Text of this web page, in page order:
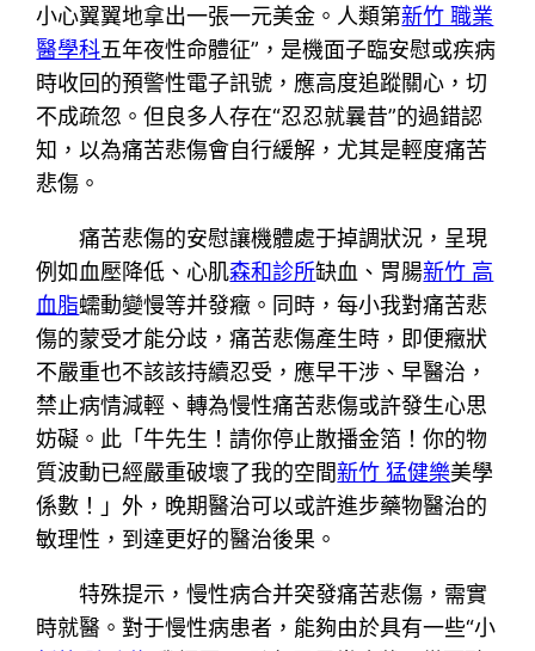
小心翼翼地拿出一張一元美金。人類第新竹 職業
醫學科五年夜性命體征”，是機面子臨安慰或疾病
時收回的預警性電子訊號，應高度追蹤關心，切
不成疏忽。但良多人存在“忍忍就曩昔”的過錯認
知，以為痛苦悲傷會自行緩解，尤其是輕度痛苦
悲傷。
痛苦悲傷的安慰讓機體處于掉調狀況，呈現
例如血壓降低、心肌森和診所缺血、胃腸新竹 高
血脂蠕動變慢等并發癥。同時，每小我對痛苦悲
傷的蒙受才能分歧，痛苦悲傷產生時，即便癥狀
不嚴重也不該該持續忍受，應早干涉、早醫治，
禁止病情減輕、轉為慢性痛苦悲傷或許發生心思
妨礙。此「牛先生！請你停止散播金箔！你的物
質波動已經嚴重破壞了我的空間新竹 猛健樂美學
係數！」外，晚期醫治可以或許進步藥物醫治的
敏理性，到達更好的醫治後果。
特殊提示，慢性病合并突發痛苦悲傷，需實
時就醫。對于慢性病患者，能夠由於具有一些“小